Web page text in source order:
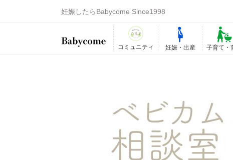
妊娠したらBabycome Since1998
コミュニティ 妊娠・出産 子育て・